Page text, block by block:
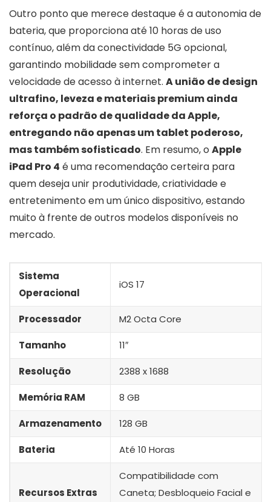
Outro ponto que merece destaque é a autonomia de
bateria, que proporciona até 10 horas de uso
contínuo, além da conectividade 5G opcional,
garantindo mobilidade sem comprometer a
velocidade de acesso à internet. A união de design
ultrafino, leveza e materiais premium ainda
reforça o padrão de qualidade da Apple,
entregando não apenas um tablet poderoso,
mas também sofisticado. Em resumo, o Apple
iPad Pro 4 é uma recomendação certeira para
quem deseja unir produtividade, criatividade e
entretenimento em um único dispositivo, estando
muito à frente de outros modelos disponíveis no
mercado.
Sistema
Operacional
iOS 17
Processador M2 Octa Core
Tamanho 11″
Resolução 2388 x 1688
Memória RAM 8 GB
Armazenamento 128 GB
Bateria Até 10 Horas
Recursos Extras
Compatibilidade com
Caneta; Desbloqueio Facial e